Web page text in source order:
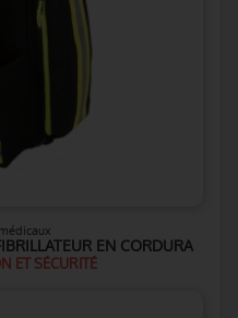
EN CORDURA
ET SÉCURITÉ